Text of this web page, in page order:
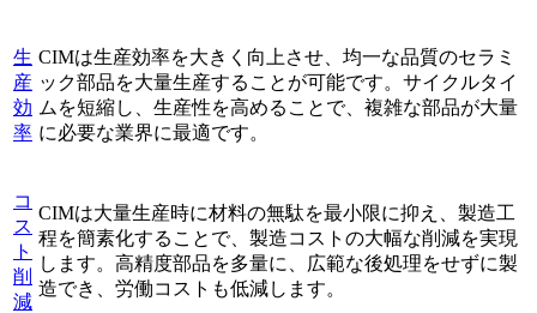
生
産
効
率
CIMは生産効率を大きく向上させ、均一な品質のセラミ
ック部品を大量生産することが可能です。サイクルタイ
ムを短縮し、生産性を高めることで、複雑な部品が大量
に必要な業界に最適です。
コ
ス
ト
削
減
CIMは大量生産時に材料の無駄を最小限に抑え、製造工
程を簡素化することで、製造コストの大幅な削減を実現
します。高精度部品を多量に、広範な後処理をせずに製
造でき、労働コストも低減します。